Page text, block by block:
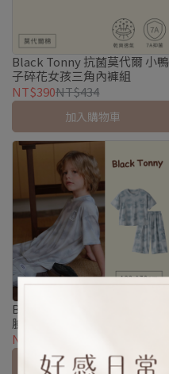
Black Tonny 抗菌莫代爾 小鴨
子碎花女孩三角內褲組
NT$390NT$434
加入購物車
Black Tonny 涼感薄荷纖維笑
臉漸層短袖家居服套裝(淺藍
色)
NT$890
加入購物車